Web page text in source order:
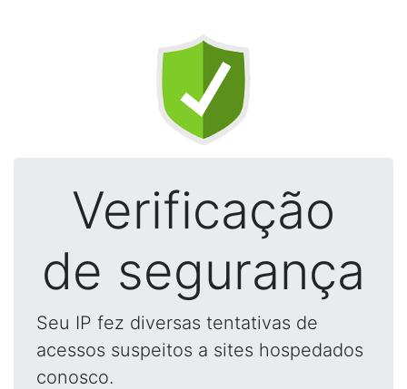
Verificação
de segurança
Seu IP fez diversas tentativas de
acessos suspeitos a sites hospedados
conosco.